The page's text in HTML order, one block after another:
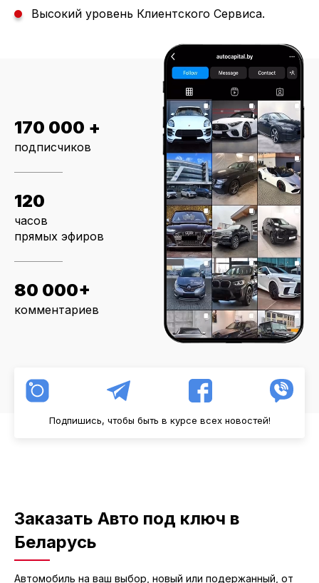
Высокий уровень Клиентского Сервиса.
170 000 +
подписчиков
120
часов
прямых эфиров
80 000+
комментариев
Подпишись, чтобы быть в курсе всех новостей!
Заказать Авто под ключ в
Беларусь
Автомобиль на ваш выбор, новый или подержанный, от